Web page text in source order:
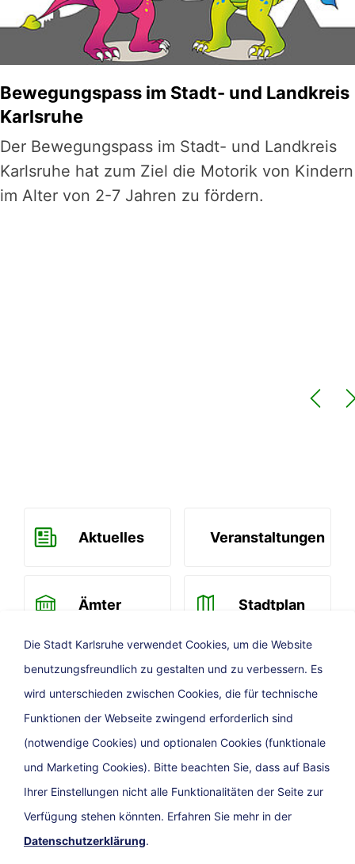
Bewegungspass im Stadt- und Landkreis
Karlsruhe
Der Bewegungspass im Stadt- und Landkreis
Karlsruhe hat zum Ziel die Motorik von Kindern
im Alter von 2-7 Jahren zu fördern.
Aktuelles Veranstaltungen
Ämter Stadtplan
Newsletter
Impressum
Die Stadt Karlsruhe verwendet Cookies, um die Website
benutzungsfreundlich zu gestalten und zu verbessern. Es
wird unterschieden zwischen Cookies, die für technische
Funktionen der Webseite zwingend erforderlich sind
(notwendige Cookies) und optionalen Cookies (funktionale
und Marketing Cookies). Bitte beachten Sie, dass auf Basis
Ihrer Einstellungen nicht alle Funktionalitäten der Seite zur
Verfügung stehen könnten. Erfahren Sie mehr in der
Datenschutzerklärung.